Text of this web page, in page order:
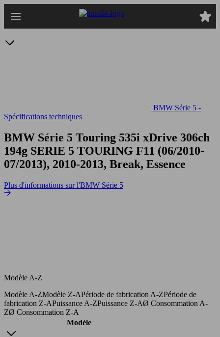
au
BMW Série 5 -
Spécifications techniques
BMW Série 5 Touring 535i xDrive 306ch
194g SERIE 5 TOURING F11 (06/2010-
07/2013), 2010-2013, Break, Essence
Plus d'informations sur l'BMW Série 5
Modèle A-Z
Modèle A-ZModèle Z-APériode de fabrication A-ZPériode de
fabrication Z-APuissance A-ZPuissance Z-AØ Consommation A-
ZØ Consommation Z-A
Modèle